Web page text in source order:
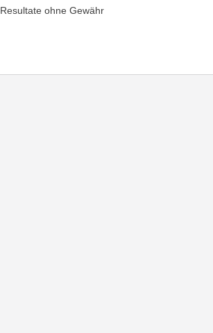
Resultate ohne Gewähr